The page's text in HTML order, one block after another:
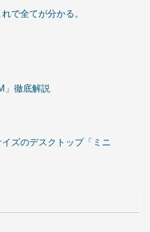
で全てが分かる。
」徹底解説
ズのデスクトップ「ミニ